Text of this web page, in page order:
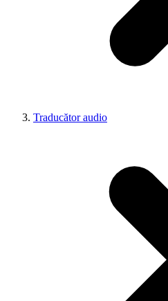
Traducător audio